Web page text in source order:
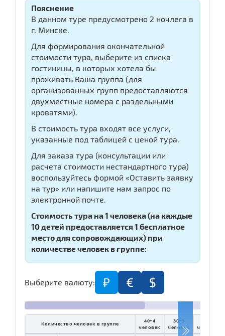
Пояснение
В данном туре предусмотрено 2 ночлега в
г. Минске.
Для формирования окончательной
стоимости тура, выберите из списка
гостиницы, в которых хотела бы
проживать Ваша группа (для
организованных групп предоставляются
двухместные номера с раздельными
кроватями).
В стоимость тура входят все услуги,
указанные под таблицей с ценой тура.
Для заказа тура (консультации или
расчета стоимости нестандартного тура)
воспользуйтесь формой «Оставить заявку
на тур» или напишите нам запрос по
электронной почте.
Стоимость тура на 1 человека (на каждые
10 детей предоставляется 1 бесплатное
место для сопровождающих) при
количестве человек в группе:
Выберите валюту: ₽ € $
Количество человек в группе
40+4
человек
30+3
человек
человек